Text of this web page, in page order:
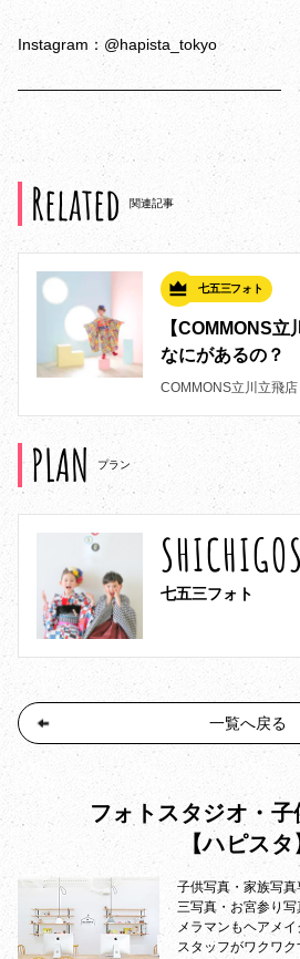
Instagram：@hapista_tokyo
—————————————————
Related 関連記事
七五三フォト
【COMMONS
なにがあるの？
COMMONS立川立飛店
PLAN プラン
七五三フォト
一覧へ戻る
フォトスタジオ・
【ハピスタ
子供写真・家族写
三写真・お宮参り
メラマンもヘアメ
スタッフがワクワ